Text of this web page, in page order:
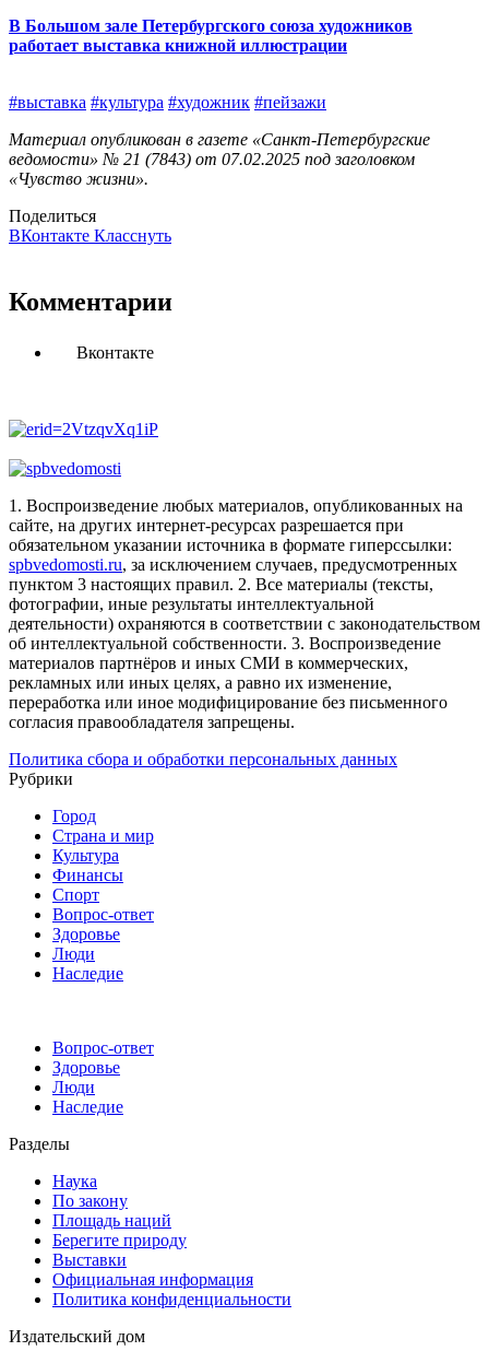
В Большом зале Петербургского союза художников
работает выставка книжной иллюстрации
#выставка #культура #художник #пейзажи
Материал опубликован в газете «Санкт-Петербургские
ведомости» № 21 (7843) от 07.02.2025 под заголовком
«Чувство жизни».
Поделиться
ВКонтакте Класснуть
Комментарии
Вконтакте
1. Воспроизведение любых материалов, опубликованных на
сайте, на других интернет-ресурсах разрешается при
обязательном указании источника в формате гиперссылки:
spbvedomosti.ru, за исключением случаев, предусмотренных
пунктом 3 настоящих правил. 2. Все материалы (тексты,
фотографии, иные результаты интеллектуальной
деятельности) охраняются в соответствии с законодательством
об интеллектуальной собственности. 3. Воспроизведение
материалов партнёров и иных СМИ в коммерческих,
рекламных или иных целях, а равно их изменение,
переработка или иное модифицирование без письменного
согласия правообладателя запрещены.
Политика сбора и обработки персональных данных
Рубрики
Город
Страна и мир
Культура
Финансы
Спорт
Вопрос-ответ
Здоровье
Люди
Наследие
Вопрос-ответ
Здоровье
Люди
Наследие
Разделы
Наука
По закону
Площадь наций
Берегите природу
Выставки
Официальная информация
Политика конфиденциальности
Издательский дом